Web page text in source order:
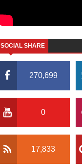
SOCIAL SHARE
270,699
0
17,833